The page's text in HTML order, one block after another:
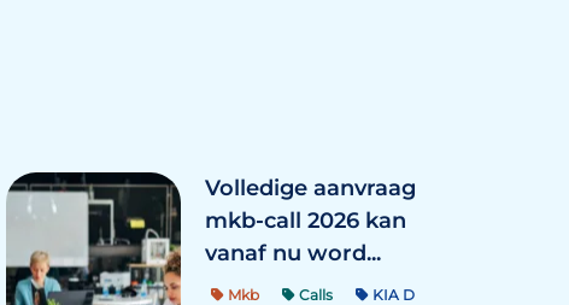
Volledige aanvraag
mkb-call 2026 kan
vanaf nu word...
Mkb Calls
KIA D